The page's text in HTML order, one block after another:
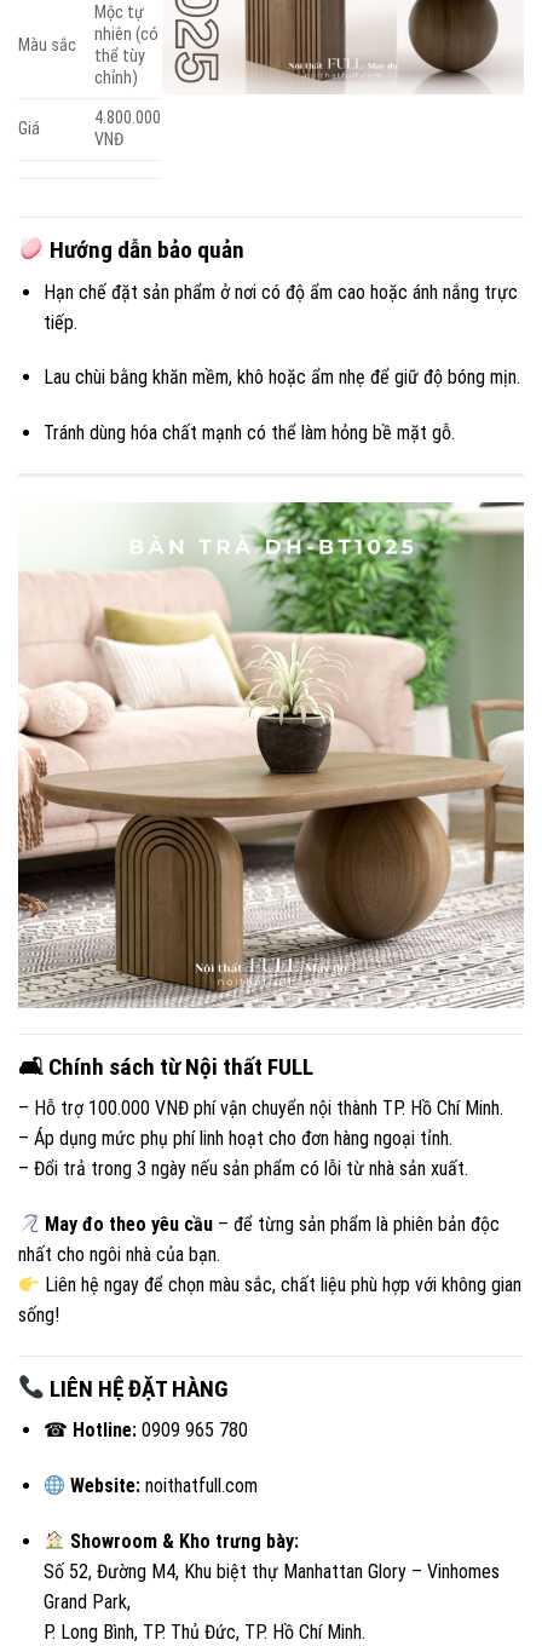
Màu sắc
Mộc tự
nhiên (có
thể tùy
chỉnh)
Giá
4.800.000
VNĐ
Hướng dẫn bảo quản
Hạn chế đặt sản phẩm ở nơi có độ ẩm cao hoặc ánh nắng trực
tiếp.
Lau chùi bằng khăn mềm, khô hoặc ẩm nhẹ để giữ độ bóng mịn.
Tránh dùng hóa chất mạnh có thể làm hỏng bề mặt gỗ.
🛋 Chính sách từ Nội thất FULL
– Hỗ trợ 100.000 VNĐ phí vận chuyển nội thành TP. Hồ Chí Minh.
– Áp dụng mức phụ phí linh hoạt cho đơn hàng ngoại tỉnh.
– Đổi trả trong 3 ngày nếu sản phẩm có lỗi từ nhà sản xuất.
May đo theo yêu cầu – để từng sản phẩm là phiên bản độc
nhất cho ngôi nhà của bạn.
Liên hệ ngay để chọn màu sắc, chất liệu phù hợp với không gian
sống!
LIÊN HỆ ĐẶT HÀNG
☎ Hotline:0909 965 780
Website: noithatfull.com
Showroom & Kho trưng bày:
Số 52, Đường M4, Khu biệt thự Manhattan Glory – Vinhomes
Grand Park,
P. Long Bình, TP. Thủ Đức, TP. Hồ Chí Minh.